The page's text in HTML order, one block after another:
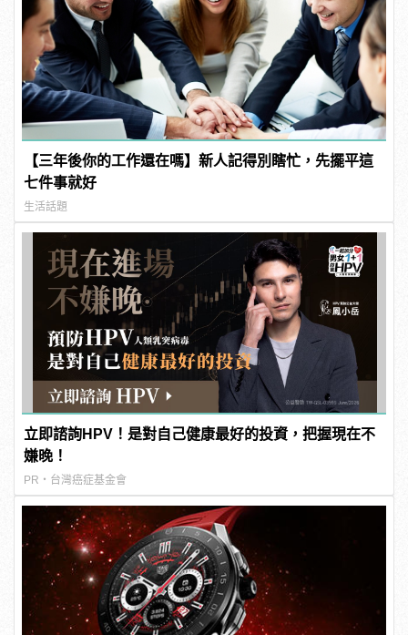
【三年後你的工作還在嗎】新人記得別瞎忙，先擺平這
七件事就好
生活話題
立即諮詢HPV！是對自己健康最好的投資，把握現在不
嫌晚！
PR・台灣癌症基金會